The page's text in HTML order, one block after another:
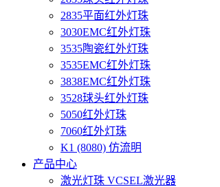
2835平面红外灯珠
3030EMC红外灯珠
3535陶瓷红外灯珠
3535EMC红外灯珠
3838EMC红外灯珠
3528球头红外灯珠
5050红外灯珠
7060红外灯珠
K1 (8080) 仿流明
产品中心
激光灯珠 VCSEL激光器